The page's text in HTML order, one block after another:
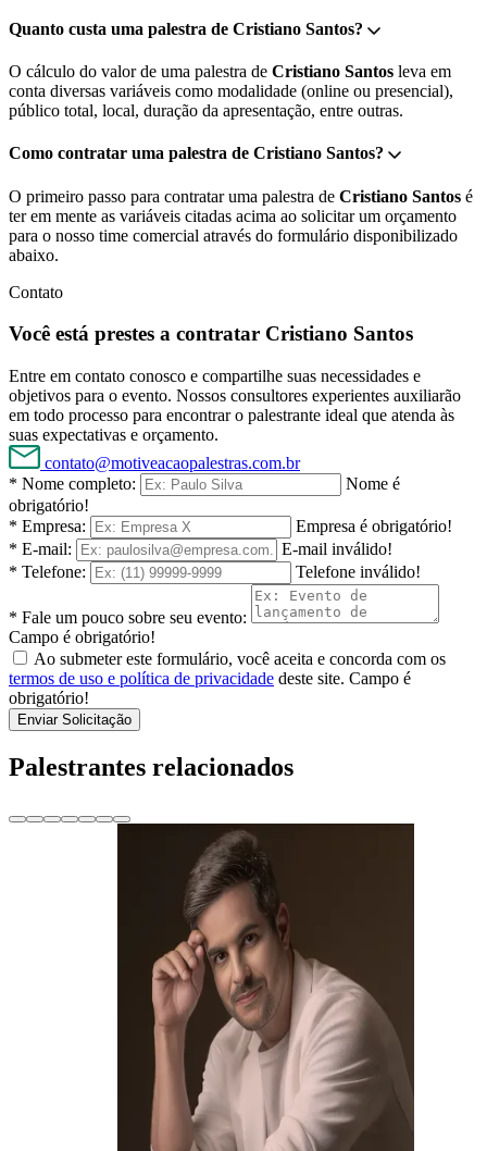
Quanto custa uma palestra de Cristiano Santos?
O cálculo do valor de uma palestra de Cristiano Santos leva em
conta diversas variáveis como modalidade (online ou presencial),
público total, local, duração da apresentação, entre outras.
Como contratar uma palestra de Cristiano Santos?
O primeiro passo para contratar uma palestra de Cristiano Santos é
ter em mente as variáveis citadas acima ao solicitar um orçamento
para o nosso time comercial através do formulário disponibilizado
abaixo.
Contato
Você está prestes a contratar Cristiano Santos
Entre em contato conosco e compartilhe suas necessidades e
objetivos para o evento. Nossos consultores experientes auxiliarão
em todo processo para encontrar o palestrante ideal que atenda às
suas expectativas e orçamento.
contato@motiveacaopalestras.com.br
* Nome completo:
Nome é
obrigatório!
* Empresa:
Empresa é obrigatório!
* E-mail:
E-mail inválido!
* Telefone:
Telefone inválido!
* Fale um pouco sobre seu evento:
Campo é obrigatório!
Ao submeter este formulário, você aceita e concorda com os
termos de uso e política de privacidade deste site. Campo é
obrigatório!
Enviar Solicitação
Palestrantes relacionados